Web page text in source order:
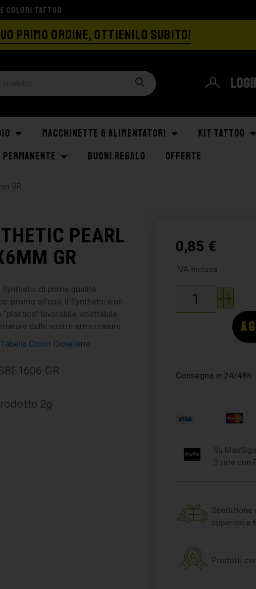
GRATIS A PARTIRE DA €129
PRIMO ORDINE, OTTIENILO SUBITO!
MACCHINETTE & ALIMENTATORI KIT TATTOO
PERMANENTE BUONI REGALO OFFERTE
GR
PEARL
GR
Synthetic di prima qualità
pronto all’uso, il Synthetic è un
“plastico” lavorabile, adattabile
delle vostre attrezzature.
Colori Gioielleria
GR
2g
0,85 €
IVA Inclusa
-+
Consegna in 24/48h
Su
3 rate con
Spedizione
superiori a
Prodotti